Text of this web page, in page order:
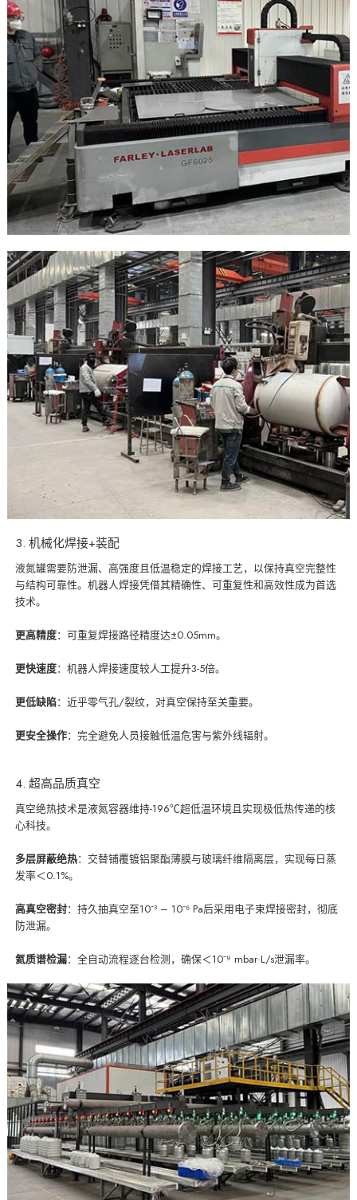
3. 机械化焊接+装配
液氮罐需要防泄漏、高强度且低温稳定的焊接工艺，以保持真空完整性
与结构可靠性。机器人焊接凭借其精确性、可重复性和高效性成为首选
技术。
更高精度：可重复焊接路径精度达±0.05mm。
更快速度：机器人焊接速度较人工提升3-5倍。
更低缺陷：近乎零气孔/裂纹，对真空保持至关重要。
更安全操作：完全避免人员接触低温危害与紫外线辐射。
4. 超高品质真空
真空绝热技术是液氮容器维持-196℃超低温环境且实现极低热传递的核
心科技。
多层屏蔽绝热：交替铺覆镀铝聚酯薄膜与玻璃纤维隔离层，实现每日蒸
发率＜0.1%。
高真空密封：持久抽真空至10⁻³ – 10⁻⁶ Pa后采用电子束焊接密封，彻底
防泄漏。
氦质谱检漏：全自动流程逐台检测，确保＜10⁻⁹ mbar·L/s泄漏率。